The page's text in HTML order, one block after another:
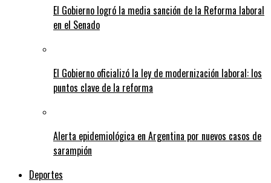
El Gobierno logró la media sanción de la Reforma laboral
en el Senado
El Gobierno oficializó la ley de modernización laboral: los
puntos clave de la reforma
Alerta epidemiológica en Argentina por nuevos casos de
sarampión
Deportes